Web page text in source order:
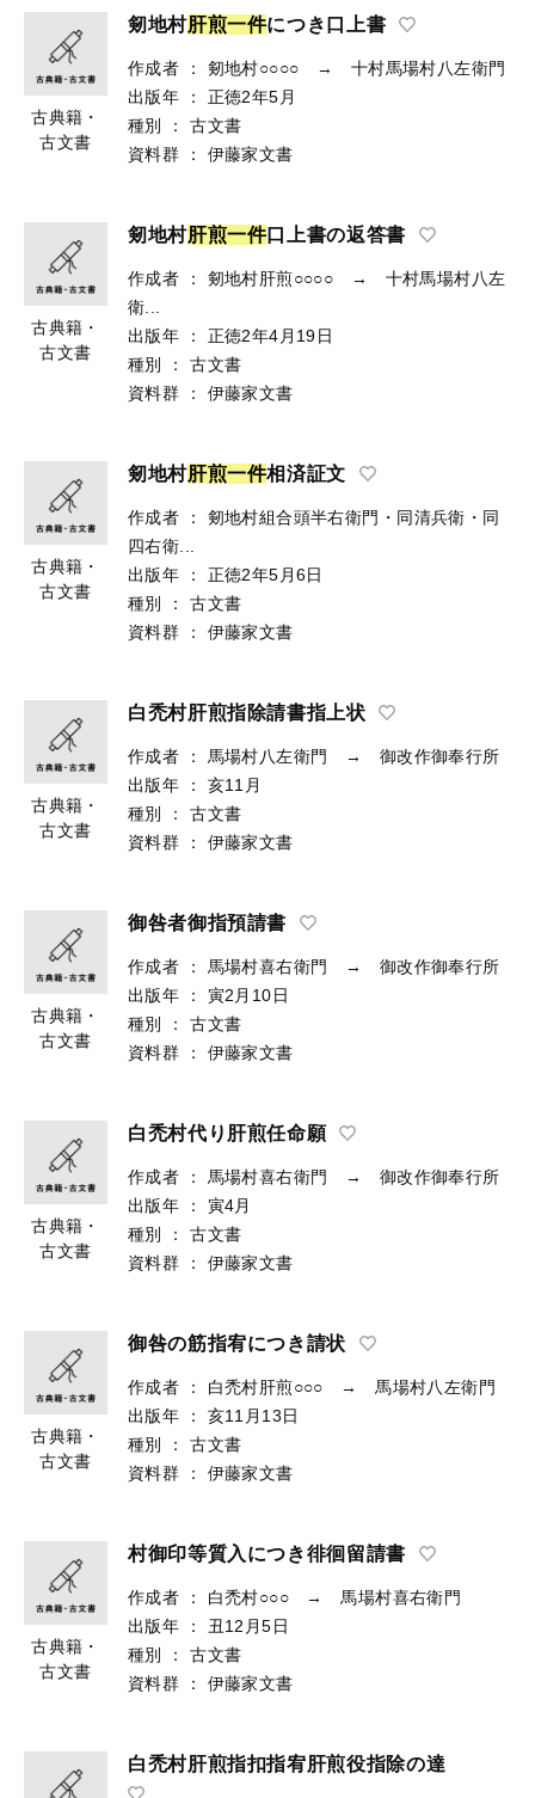
古典籍・
古文書
剱地村肝煎一件につき口上書
作成者 ：
剱地村○○○○ → 十村馬場村八左衛門
出版年
：
正徳2年5月
種別
：
古文書
資料群
： 伊藤家文書
古典籍・
古文書
剱地村肝煎一件口上書の返答書
作成者 ：
剱地村肝煎○○○○ → 十村馬場村八左
衛...
出版年
：
正徳2年4月19日
種別
：
古文書
資料群
： 伊藤家文書
古典籍・
古文書
剱地村肝煎一件相済証文
作成者 ：
剱地村組合頭半右衛門・同清兵衛・同
四右衛...
出版年
：
正徳2年5月6日
種別
：
古文書
資料群
： 伊藤家文書
古典籍・
古文書
白禿村肝煎指除請書指上状
作成者 ：
馬場村八左衛門 → 御改作御奉行所
出版年
：
亥11月
種別
：
古文書
資料群
： 伊藤家文書
古典籍・
古文書
御咎者御指預請書
作成者 ：
馬場村喜右衛門 → 御改作御奉行所
出版年
：
寅2月10日
種別
：
古文書
資料群
： 伊藤家文書
古典籍・
古文書
白禿村代り肝煎任命願
作成者 ：
馬場村喜右衛門 → 御改作御奉行所
出版年
：
寅4月
種別
：
古文書
資料群
： 伊藤家文書
古典籍・
古文書
御咎の筋指宥につき請状
作成者 ：
白禿村肝煎○○○ → 馬場村八左衛門
出版年
：
亥11月13日
種別
：
古文書
資料群
： 伊藤家文書
古典籍・
古文書
村御印等質入につき徘徊留請書
作成者 ：
白禿村○○○ → 馬場村喜右衛門
出版年
：
丑12月5日
種別
：
古文書
資料群
： 伊藤家文書
白禿村肝煎指扣指宥肝煎役指除の達